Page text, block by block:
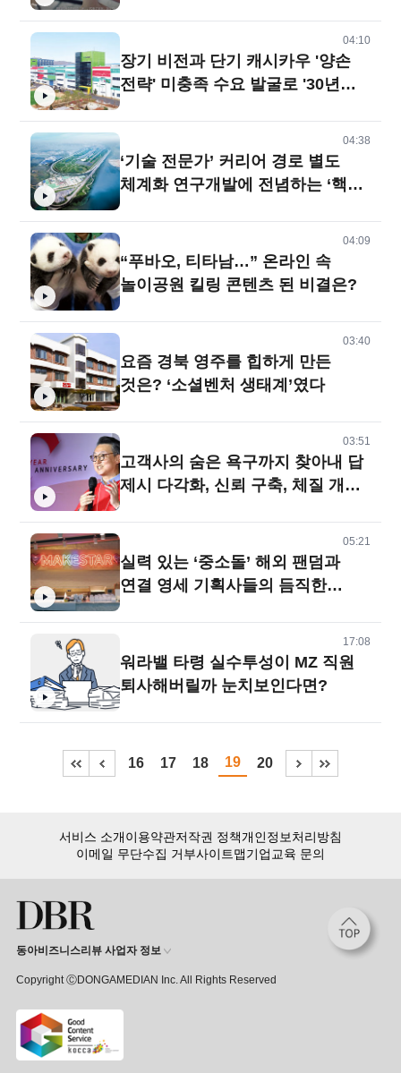
04:10
장기 비전과 단기 캐시카우 '양손
전략' 미충족 수요 발굴로 '30년
04:38
‘기술 전문가’ 커리어 경로 별도
체계화 연구개발에 전념하는 ‘핵심
04:09
“푸바오, 티타남…” 온라인 속
놀이공원 킬링 콘텐츠 된 비결은?
03:40
요즘 경북 영주를 힙하게 만든
것은? ‘소셜벤처 생태계’였다
03:51
고객사의 숨은 욕구까지 찾아내 답
제시 다각화, 신뢰 구축, 체질 개선
05:21
실력 있는 ‘중소돌’ 해외 팬덤과
연결 영세 기획사들의 듬직한
17:08
워라밸 타령 실수투성이 MZ 직원
퇴사해버릴까 눈치보인다면?
16 17 18 19 20
서비스 소개이용약관저작권 정책개인정보처리방침
이메일 무단수집 거부사이트맵기업교육 문의
동아비즈니스리뷰 사업자 정보
Copyright ⒸDONGAMEDIAN Inc. All Rights Reserved